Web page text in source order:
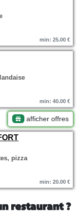
min: 25.00 €
min: 40.00 €
afficher offres
pizza
min: 20.00 €
restaurant ?